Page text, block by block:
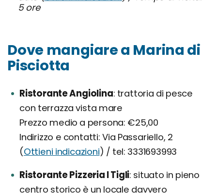
5 ore
Dove mangiare a Marina di
Pisciotta
Ristorante Angiolina trattoria di pesce
con terrazza vista mare
Prezzo medio a persona: €25,00
Indirizzo e contatti: Via Passariello, 2
(Ottieni indicazioni) / tel: 3331693993
Ristorante Pizzeria I Tigli situato in pieno
centro storico è un locale davvero